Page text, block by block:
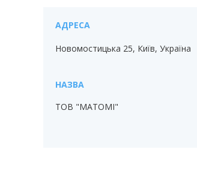
Новомостицька 25, Київ, Україна
ТОВ "МАТОМІ"